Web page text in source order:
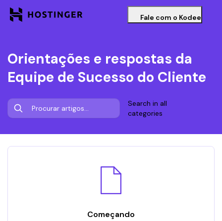
Fale com o Kodee
Orientações e respostas da
Equipe de Sucesso do Cliente
Search in all
categories
Começando